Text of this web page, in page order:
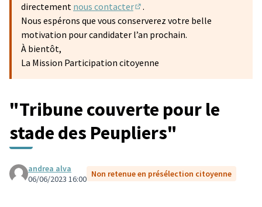
directement nous contacter
(S'ouvre dans un nouvel onglet)
.
Nous espérons que vous conserverez votre belle
motivation pour candidater l’an prochain.
À bientôt,
La Mission Participation citoyenne
"Tribune couverte pour le
stade des Peupliers"
andrea alva
06/06/2023 16:00 Non retenue en présélection citoyenne